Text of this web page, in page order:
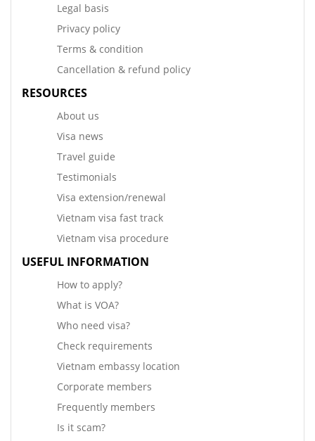
Legal basis
Privacy policy
Terms & condition
Cancellation & refund policy
RESOURCES
About us
Visa news
Travel guide
Testimonials
Visa extension/renewal
Vietnam visa fast track
Vietnam visa procedure
USEFUL INFORMATION
How to apply?
What is VOA?
Who need visa?
Check requirements
Vietnam embassy location
Corporate members
Frequently members
Is it scam?